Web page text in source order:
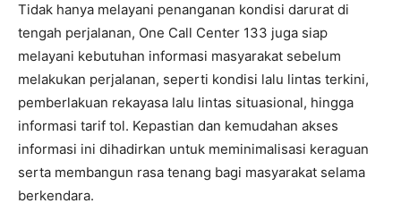
Tidak hanya melayani penanganan kondisi darurat di
tengah perjalanan, One Call Center 133 juga siap
melayani kebutuhan informasi masyarakat sebelum
melakukan perjalanan, seperti kondisi lalu lintas terkini,
pemberlakuan rekayasa lalu lintas situasional, hingga
informasi tarif tol. Kepastian dan kemudahan akses
informasi ini dihadirkan untuk meminimalisasi keraguan
serta membangun rasa tenang bagi masyarakat selama
berkendara.